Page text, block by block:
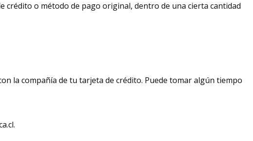
crédito o método de pago original, dentro de una cierta cantidad
la compañía de tu tarjeta de crédito. Puede tomar algún tiempo